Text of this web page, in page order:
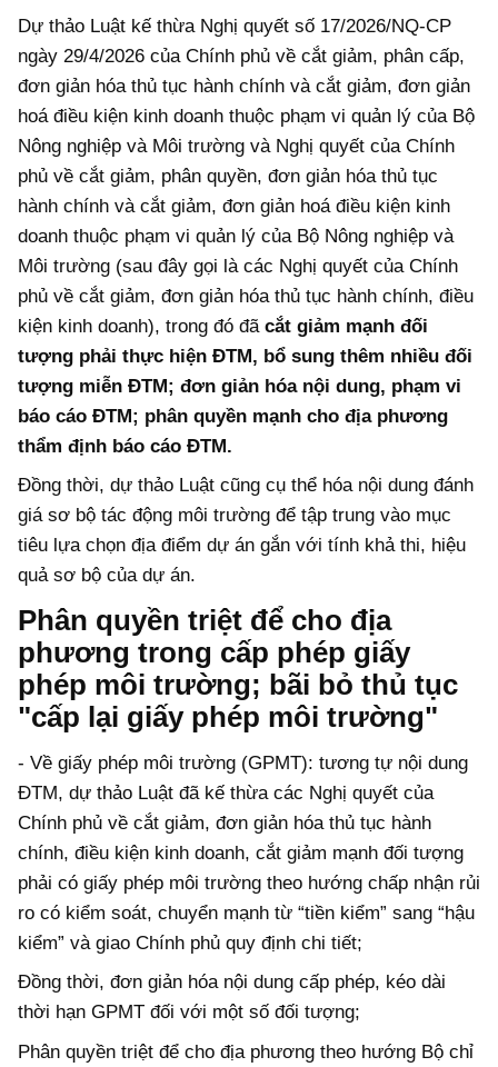
Dự thảo Luật kế thừa Nghị quyết số 17/2026/NQ-CP
ngày 29/4/2026 của Chính phủ về cắt giảm, phân cấp,
đơn giản hóa thủ tục hành chính và cắt giảm, đơn giản
hoá điều kiện kinh doanh thuộc phạm vi quản lý của Bộ
Nông nghiệp và Môi trường và Nghị quyết của Chính
phủ về cắt giảm, phân quyền, đơn giản hóa thủ tục
hành chính và cắt giảm, đơn giản hoá điều kiện kinh
doanh thuộc phạm vi quản lý của Bộ Nông nghiệp và
Môi trường (sau đây gọi là các Nghị quyết của Chính
phủ về cắt giảm, đơn giản hóa thủ tục hành chính, điều
kiện kinh doanh), trong đó đã cắt giảm mạnh đối
tượng phải thực hiện ĐTM, bổ sung thêm nhiều đối
tượng miễn ĐTM; đơn giản hóa nội dung, phạm vi
báo cáo ĐTM; phân quyền mạnh cho địa phương
thẩm định báo cáo ĐTM.
Đồng thời, dự thảo Luật cũng cụ thể hóa nội dung đánh
giá sơ bộ tác động môi trường để tập trung vào mục
tiêu lựa chọn địa điểm dự án gắn với tính khả thi, hiệu
quả sơ bộ của dự án.
Phân quyền triệt để cho địa
phương trong cấp phép giấy
phép môi trường; bãi bỏ thủ tục
"cấp lại giấy phép môi trường"
- Về giấy phép môi trường (GPMT): tương tự nội dung
ĐTM, dự thảo Luật đã kế thừa các Nghị quyết của
Chính phủ về cắt giảm, đơn giản hóa thủ tục hành
chính, điều kiện kinh doanh, cắt giảm mạnh đối tượng
phải có giấy phép môi trường theo hướng chấp nhận rủi
ro có kiểm soát, chuyển mạnh từ “tiền kiểm” sang “hậu
kiểm” và giao Chính phủ quy định chi tiết;
Đồng thời, đơn giản hóa nội dung cấp phép, kéo dài
thời hạn GPMT đối với một số đối tượng;
Phân quyền triệt để cho địa phương theo hướng Bộ chỉ